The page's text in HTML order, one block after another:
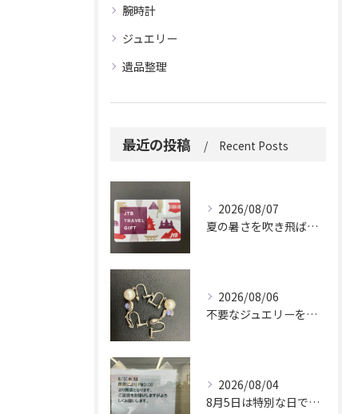
腕時計
ジュエリー
遺品整理
最近の投稿 Recent Posts
2026/08/07
夏の暑さを吹き飛ばしに来てください。
2026/08/06
不要なジュエリーを眠らせていませんか？
2026/08/04
8月5日は特別な日です。